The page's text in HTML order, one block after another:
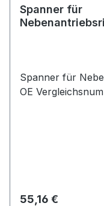
Spanner für
Spanner für
OE
Regulärer Preis:
55,16 €